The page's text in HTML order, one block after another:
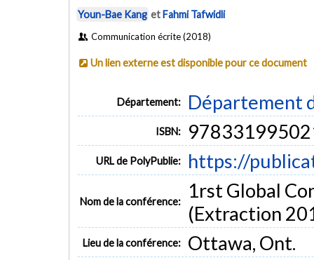
Youn-Bae Kang etFahmi Tafwidli
Communication écrite (2018)
Un lien externe est disponible pour ce document
Département: Département
ISBN:
URL de PolyPublie: https://
Nom de la conférence:
1rst Global
(Extraction
Lieu de la conférence: Ottawa, Ont.